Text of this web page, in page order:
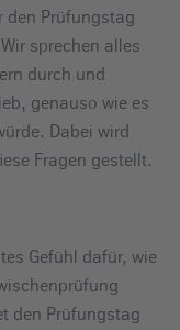
den Prüfungstag
sprechen alles
durch und
genauso wie es
Dabei wird
Fragen gestellt.
Gefühl dafür, wie
den Prüfungstag